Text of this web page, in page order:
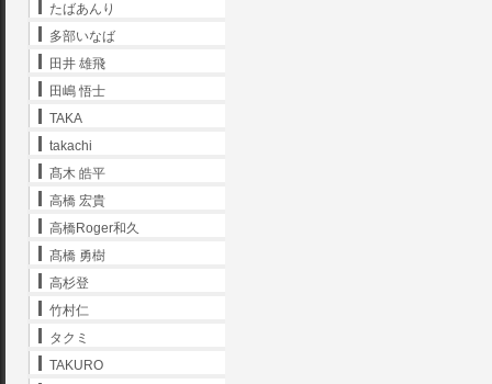
たばあんり
多部いなば
田井 雄飛
田嶋 悟士
TAKA
takachi
髙木 皓平
高橋 宏貴
高橋Roger和久
髙橋 勇樹
高杉登
竹村仁
タクミ
TAKURO